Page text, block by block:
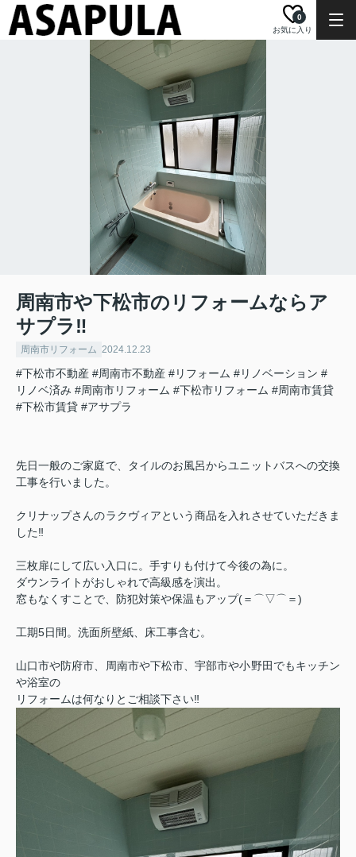
お気に入り
0
周南市や下松市のリフォームならア
サプラ‼
周南市リフォーム 2024.12.23
#下松市不動産 #周南市不動産 #リフォーム #リノベーション #
リノベ済み #周南市リフォーム #下松市リフォーム #周南市賃貸
#下松市賃貸 #アサプラ
先日一般のご家庭で、タイルのお風呂からユニットバスへの交換
工事を行いました。
クリナップさんのラクヴィアという商品を入れさせていただきま
した‼
三枚扉にして広い入口に。手すりも付けて今後の為に。
ダウンライトがおしゃれで高級感を演出。
窓もなくすことで、防犯対策や保温もアップ(＝⌒▽⌒＝)
工期5日間。洗面所壁紙、床工事含む。
山口市や防府市、周南市や下松市、宇部市や小野田でもキッチン
や浴室の
リフォームは何なりとご相談下さい‼